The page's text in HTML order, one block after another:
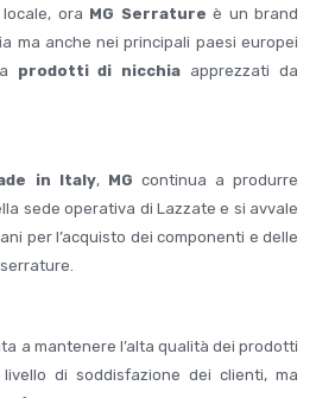
ora MG Serrature è un brand
ma anche nei principali paesi europei
prodotti di nicchia apprezzati da
in Italy, MG continua a produrre
sede operativa di Lazzate e si avvale
per l’acquisto dei componenti e delle
a mantenere l’alta qualità dei prodotti
di soddisfazione dei clienti, ma